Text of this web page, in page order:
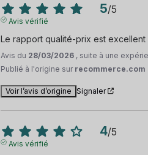
5/5
Avis vérifié
Le rapport qualité-prix est
Avis du 28/03/2026 , suite à une
Publié à l'origine sur recommerce.com
Voir l’avis d’origine Signaler
4/5
Avis vérifié